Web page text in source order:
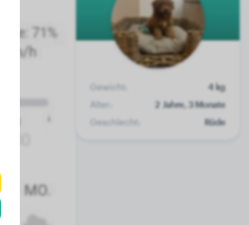
Gewicht:
4 kg
Alter:
2 Jahre, 3 Monate
Geschlecht:
Rüde